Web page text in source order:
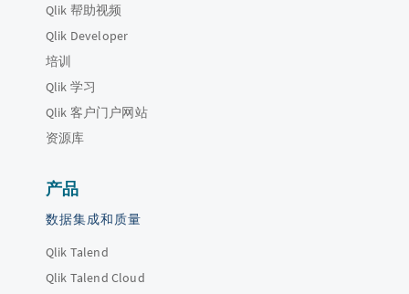
Qlik 帮助视频
Qlik Developer
培训
Qlik 学习
Qlik 客户门户网站
资源库
产品
数据集成和质量
Qlik Talend
Qlik Talend Cloud